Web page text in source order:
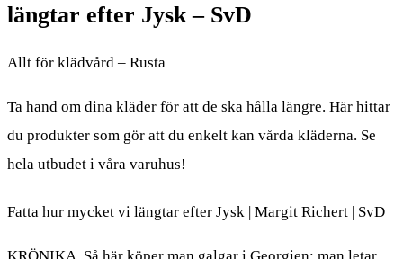
längtar efter Jysk – SvD
Allt för klädvård – Rusta
Ta hand om dina kläder för att de ska hålla längre. Här hittar
du produkter som gör att du enkelt kan vårda kläderna. Se
hela utbudet i våra varuhus!
Fatta hur mycket vi längtar efter Jysk | Margit Richert | SvD